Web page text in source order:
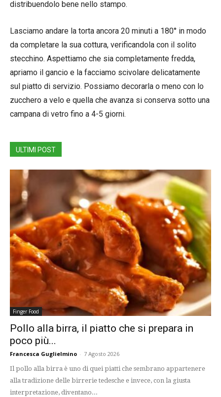
distribuendolo bene nello stampo.
Lasciamo andare la torta ancora 20 minuti a 180° in modo
da completare la sua cottura, verificandola con il solito
stecchino. Aspettiamo che sia completamente fredda,
apriamo il gancio e la facciamo scivolare delicatamente
sul piatto di servizio. Possiamo decorarla o meno con lo
zucchero a velo e quella che avanza si conserva sotto una
campana di vetro fino a 4-5 giorni.
ULTIMI POST
Finger Food
Pollo alla birra, il piatto che si prepara in
poco più...
Francesca Guglielmino - 7 Agosto 2026
Il pollo alla birra è uno di quei piatti che sembrano appartenere
alla tradizione delle birrerie tedesche e invece, con la giusta
interpretazione, diventano...